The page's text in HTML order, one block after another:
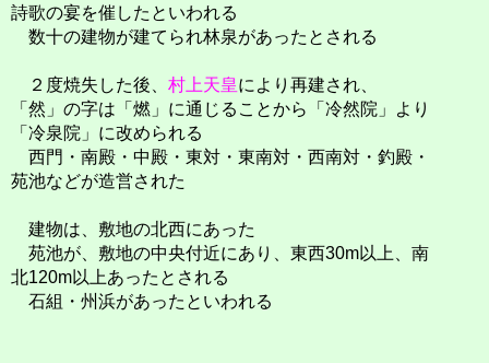
詩歌の宴を催したといわれる
数十の建物が建てられ林泉があったとされる
２度焼失した後、 村上天皇により再建され、
「然」の字は「燃」に通じることから「冷然院」より
「冷泉院」に改められる
西門・南殿・中殿・東対・東南対・西南対・釣殿・
苑池などが造営された
建物は、敷地の北西にあった
苑池が、敷地の中央付近にあり、東西30m以上、南
北120m以上あったとされる
石組・州浜があったといわれる